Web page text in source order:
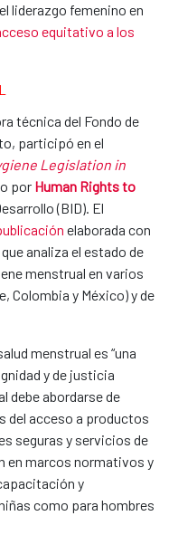
liderazgo femenino en
equitativo a los
técnica del Fondo de
participó en el
Legislation in
por Human Rights to
(BID). El
elaborada con
analiza el estado de
menstrual en varios
Colombia y México) y de
menstrual es “una
y de justicia
debe abordarse de
del acceso a productos
seguras y servicios de
en marcos normativos y
y
como para hombres